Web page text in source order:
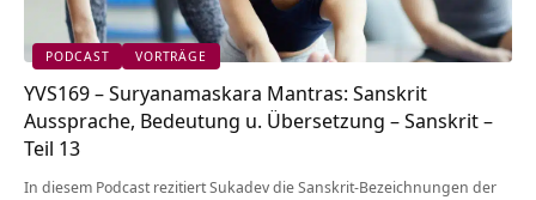
PODCAST VORTRÄGE
YVS169 – Suryanamaskara Mantras: Sanskrit
Aussprache, Bedeutung u. Übersetzung – Sanskrit –
Teil 13
In diesem Podcast rezitiert Sukadev die Sanskrit-Bezeichnungen der